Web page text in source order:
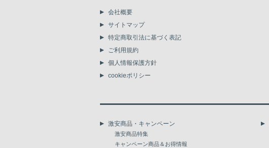
会社概要
サイトマップ
特定商取引法に基づく表記
ご利用規約
個人情報保護方針
cookieポリシー
激安商品・キャンペーン
激安商品特集
キャンペーン商品＆お得情報